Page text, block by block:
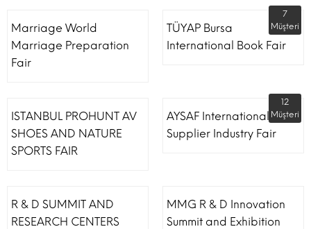
Marriage World
Marriage Preparation
Fair
TÜYAP Bursa
International Book Fair
7
Müşteri
ISTANBUL PROHUNT AV
SHOES AND NATURE
SPORTS FAIR
AYSAF International Shoe
Supplier Industry Fair
12
Müşteri
R & D SUMMIT AND
RESEARCH CENTERS
MMG R & D Innovation
Summit and Exhibition